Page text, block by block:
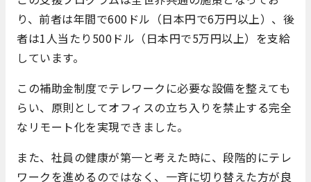
り、前者は年間で600ドル（日本円で6万円以上）、後
者は1人当たり500ドル（日本円で5万円以上）を支給
しています。
この補助金制度でテレワークに必要な設備を整えても
らい、原則としてオフィスの立ち入りを禁止する完全
なリモート化を実現できました。
また、社員の健康が第一と考えた時に、段階的にテレ
ワークを進めるのではなく、一斉に切り替えた方が良